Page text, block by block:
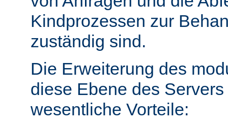
Kindprozessen zur
zuständig sind.
Die Erweiterung des
diese Ebene des
wesentliche Vorteile: